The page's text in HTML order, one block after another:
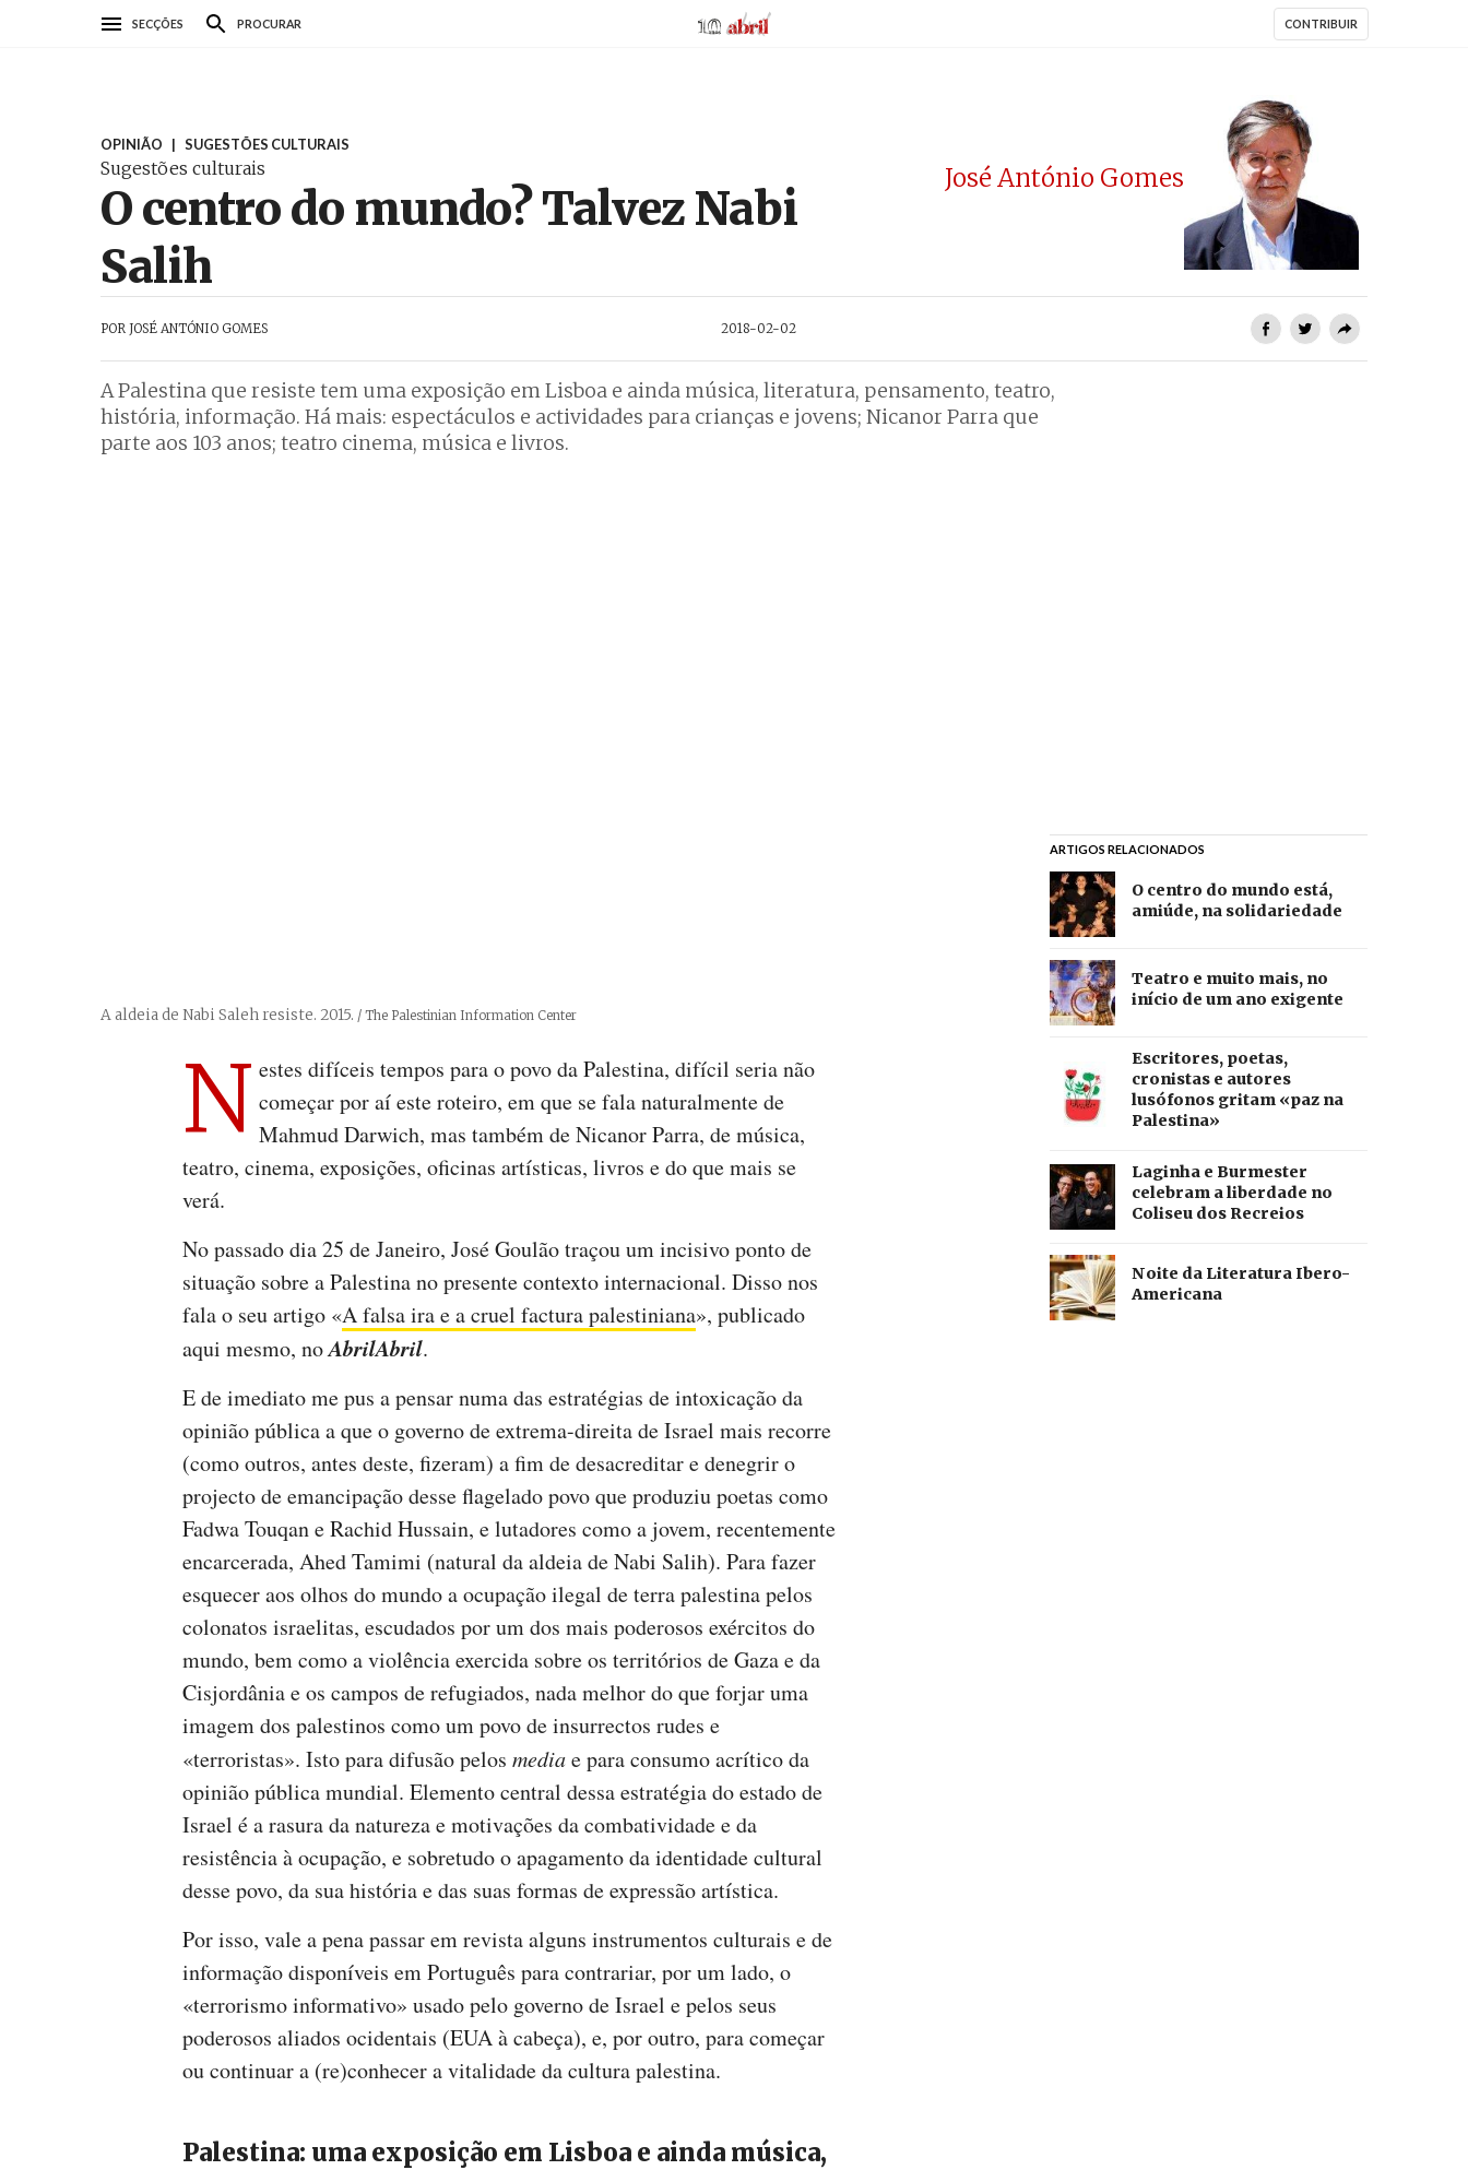
SECÇÕES PROCURAR AbrilAbril CONTRIBUIR
OPINIÃO | SUGESTÕES CULTURAIS
Sugestões culturais
O centro do mundo? Talvez Nabi
Salih
José António Gomes
POR JOSÉ ANTÓNIO GOMES 2018-02-02
A Palestina que resiste tem uma exposição em Lisboa e ainda música, literatura, pensamento, teatro,
história, informação. Há mais: espectáculos e actividades para crianças e jovens; Nicanor Parra que
parte aos 103 anos; teatro cinema, música e livros.
A aldeia de Nabi Saleh resiste. 2015. Créditos
/ The Palestinian Information Center
N estes difíceis tempos para o povo da Palestina, difícil seria não
começar por aí este roteiro, em que se fala naturalmente de
Mahmud Darwich, mas também de Nicanor Parra, de música,
teatro, cinema, exposições, oficinas artísticas, livros e do que mais se
verá.
No passado dia 25 de Janeiro, José Goulão traçou um incisivo ponto de
situação sobre a Palestina no presente contexto internacional. Disso nos
fala o seu artigo «A falsa ira e a cruel factura palestiniana», publicado
aqui mesmo, noAbrilAbril.
E de imediato me pus a pensar numa das estratégias de intoxicação da
opinião pública a que o governo de extrema-direita de Israel mais recorre
(como outros, antes deste, fizeram) a fim de desacreditar e denegrir o
projecto de emancipação desse flagelado povo que produziu poetas como
Fadwa Touqan e Rachid Hussain, e lutadores como a jovem, recentemente
encarcerada, Ahed Tamimi (natural da aldeia de Nabi Salih). Para fazer
esquecer aos olhos do mundo a ocupação ilegal de terra palestina pelos
colonatos israelitas, escudados por um dos mais poderosos exércitos do
mundo, bem como a violência exercida sobre os territórios de Gaza e da
Cisjordânia e os campos de refugiados, nada melhor do que forjar uma
imagem dos palestinos como um povo de insurrectos rudes e
«terroristas». Isto para difusão pelos mediae para consumo acrítico da
opinião pública mundial. Elemento central dessa estratégia do estado de
Israel é a rasura da natureza e motivações da combatividade e da
resistência à ocupação, e sobretudo o apagamento da identidade cultural
desse povo, da sua história e das suas formas de expressão artística.
Por isso, vale a pena passar em revista alguns instrumentos culturais e de
informação disponíveis em Português para contrariar, por um lado, o
«terrorismo informativo» usado pelo governo de Israel e pelos seus
poderosos aliados ocidentais (EUA à cabeça), e, por outro, para começar
ou continuar a (re)conhecer a vitalidade da cultura palestina.
Palestina: uma exposição em Lisboa e ainda música,
ARTIGOS RELACIONADOS
O centro do mundo está,
amiúde, na solidariedade
Teatro e muito mais, no
início de um ano exigente
Escritores, poetas,
cronistas e autores
lusófonos gritam «paz na
Palestina»
Laginha e Burmester
celebram a liberdade no
Coliseu dos Recreios
Noite da Literatura Ibero-
Americana